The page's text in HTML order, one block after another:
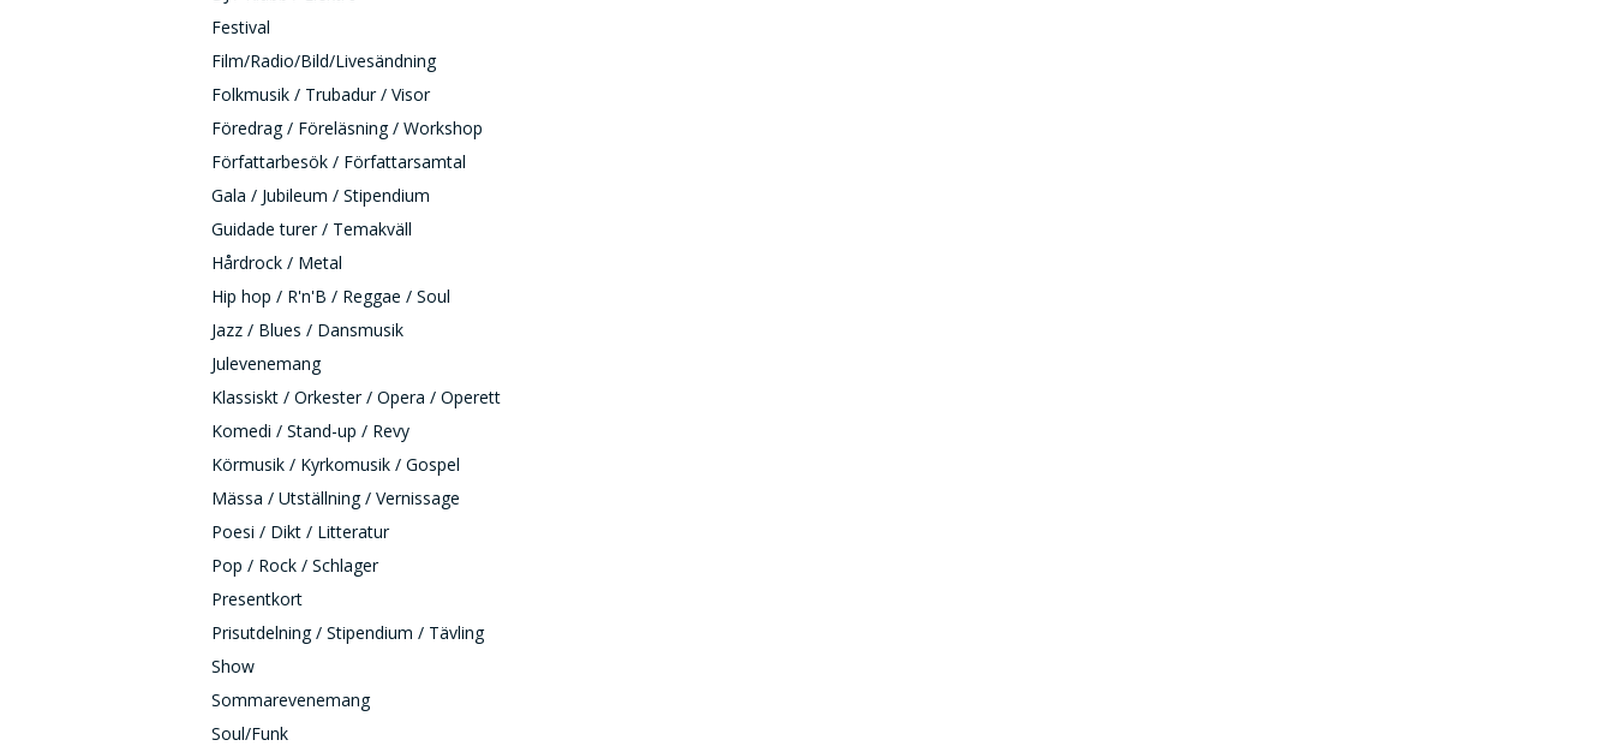
Festival
Film/Radio/Bild/Livesändning
Folkmusik / Trubadur / Visor
Föredrag / Föreläsning / Workshop
Författarbesök / Författarsamtal
Gala / Jubileum / Stipendium
Guidade turer / Temakväll
Hårdrock / Metal
Hip hop / R'n'B / Reggae / Soul
Jazz / Blues / Dansmusik
Julevenemang
Klassiskt / Orkester / Opera / Operett
Komedi / Stand-up / Revy
Körmusik / Kyrkomusik / Gospel
Mässa / Utställning / Vernissage
Poesi / Dikt / Litteratur
Pop / Rock / Schlager
Presentkort
Prisutdelning / Stipendium / Tävling
Show
Sommarevenemang
Soul/Funk